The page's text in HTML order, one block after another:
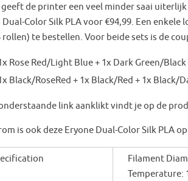
de printer een veel minder saai
Dual-Color Silk PLA voor €94,99. Een
rollen) te bestellen. Voor beide sets is de
Rose Red/Light Blue + 1x Dark Green/
Black/RoseRed + 1x Black/Red + 1x
link aanklikt vindt je op de
is ook deze Eryone Dual-Color Silk PLA
Filament
Temperature: